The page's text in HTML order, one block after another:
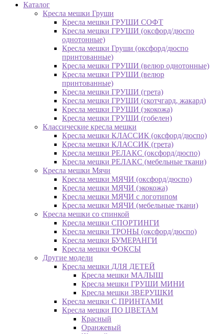
Каталог
Кресла мешки Груши
Кресла мешки ГРУШИ СОФТ
Кресла мешки ГРУШИ (оксфорд/дюспо
однотонные)
Кресла мешки Груши (оксфорд/дюспо
принтованные)
Кресла мешки ГРУШИ (велюр однотонные)
Кресла мешки ГРУШИ (велюр
принтованные)
Кресла мешки ГРУШИ (грета)
Кресла мешки ГРУШИ (скотчгард, жакард)
Кресла мешки ГРУШИ (экокожа)
Кресла мешки ГРУШИ (гобелен)
Классические кресла мешки
Кресла мешки КЛАССИК (оксфорд/дюспо)
Кресла мешки КЛАССИК (грета)
Креслa мешки РЕЛАКС (оксфорд/дюспо)
Креслa мешки РЕЛАКС (мебельные ткани)
Кресла мешки Мячи
Кресла мешки МЯЧИ (оксфорд/дюспо)
Кресла мешки МЯЧИ (экокожа)
Кресла мешки МЯЧИ с логотипом
Кресла мешки МЯЧИ (мебельные ткани)
Кресла мешки со спинкой
Кресла мешки СПОРТИНГИ
Кресла мешки ТРОНЫ (оксфорд/дюспо)
Кресла мешки БУМЕРАНГИ
Кресла мешки ФОКСЫ
Другие модели
Кресла мешки ДЛЯ ДЕТЕЙ
Кресла мешки МАЛЫШ
Кресла мешки ГРУШИ МИНИ
Кресла мешки ЗВЕРУШКИ
Кресла мешки С ПРИНТАМИ
Кресла мешки ПО ЦВЕТАМ
Красный
Оранжевый